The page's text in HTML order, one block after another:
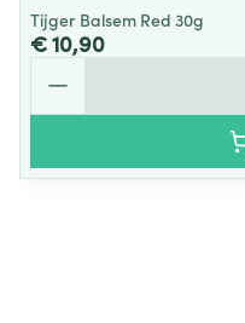
Tijger Balsem Red 30g
€ 10,90